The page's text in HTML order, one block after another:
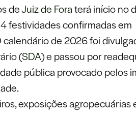
deJuiz de Foraterá início no
festividades confirmadas em
de 2026 foi
(SDA) e passou por
pública provocado pelos
exposições agropecuárias